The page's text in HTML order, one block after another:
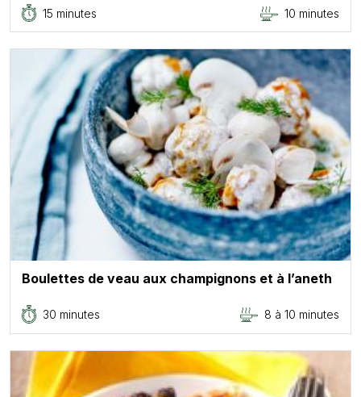
15 minutes 10 minutes
Boulettes de veau aux champignons et à l’aneth
30 minutes 8 à 10 minutes